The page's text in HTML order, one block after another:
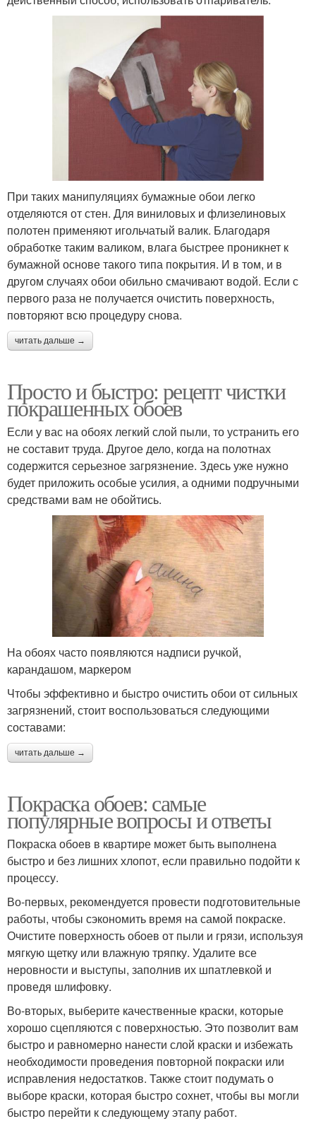
При таких манипуляциях бумажные обои легко
отделяются от стен. Для виниловых и флизелиновых
полотен применяют игольчатый валик. Благодаря
обработке таким валиком, влага быстрее проникнет к
бумажной основе такого типа покрытия. И в том, и в
другом случаях обои обильно смачивают водой. Если с
первого раза не получается очистить поверхность,
повторяют всю процедуру снова.
читать дальше →
Просто и быстро: рецепт чистки
покрашенных обоев
Если у вас на обоях легкий слой пыли, то устранить его
не составит труда. Другое дело, когда на полотнах
содержится серьезное загрязнение. Здесь уже нужно
будет приложить особые усилия, а одними подручными
средствами вам не обойтись.
На обоях часто появляются надписи ручкой,
карандашом, маркером
Чтобы эффективно и быстро очистить обои от сильных
загрязнений, стоит воспользоваться следующими
составами:
читать дальше →
Покраска обоев: самые
популярные вопросы и ответы
Покраска обоев в квартире может быть выполнена
быстро и без лишних хлопот, если правильно подойти к
процессу.
Во-первых, рекомендуется провести подготовительные
работы, чтобы сэкономить время на самой покраске.
Очистите поверхность обоев от пыли и грязи, используя
мягкую щетку или влажную тряпку. Удалите все
неровности и выступы, заполнив их шпатлевкой и
проведя шлифовку.
Во-вторых, выберите качественные краски, которые
хорошо сцепляются с поверхностью. Это позволит вам
быстро и равномерно нанести слой краски и избежать
необходимости проведения повторной покраски или
исправления недостатков. Также стоит подумать о
выборе краски, которая быстро сохнет, чтобы вы могли
быстро перейти к следующему этапу работ.